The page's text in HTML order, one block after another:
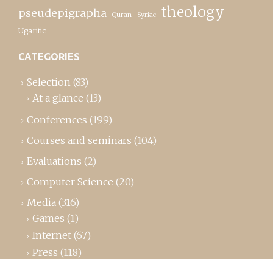
pseudepigrapha Quran Syriac theology
Ugaritic
CATEGORIES
Selection (83)
At a glance (13)
Conferences (199)
Courses and seminars (104)
Evaluations (2)
Computer Science (20)
Media (316)
Games (1)
Internet (67)
Press (118)